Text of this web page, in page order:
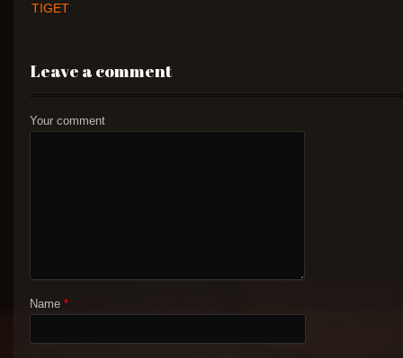
TIGET
Leave a comment
Your comment
Name *